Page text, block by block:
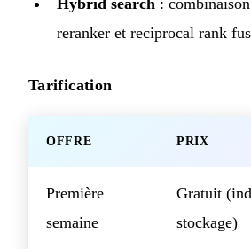
reranker et reciprocal rank
Tarification
OFFRE PRIX
Première
semaine
Gratuit
stockage)